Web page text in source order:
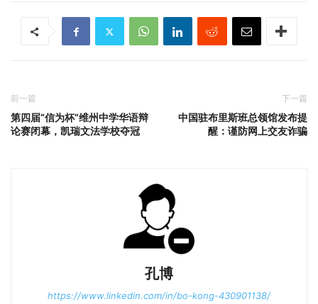
前一篇
第四届“信为杯”维州中学华语辩
论赛闭幕，凯瑞文法学校夺冠
下一篇
中国驻布里斯班总领馆发布提
醒：谨防网上交友诈骗
孔博
https://www.linkedin.com/in/bo-kong-430901138/